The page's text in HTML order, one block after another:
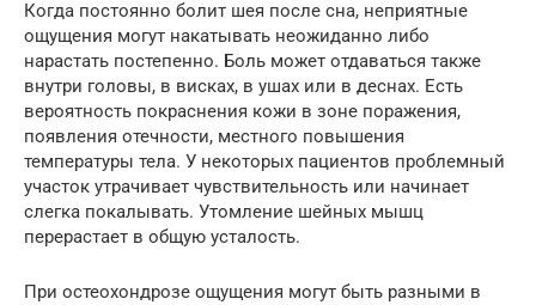
Когда постоянно болит шея после сна, неприятные
ощущения могут накатывать неожиданно либо
нарастать постепенно. Боль может отдаваться также
внутри головы, в висках, в ушах или в деснах. Есть
вероятность покраснения кожи в зоне поражения,
появления отечности, местного повышения
температуры тела. У некоторых пациентов проблемный
участок утрачивает чувствительность или начинает
слегка покалывать. Утомление шейных мышц
перерастает в общую усталость.
При остеохондрозе ощущения могут быть разными в